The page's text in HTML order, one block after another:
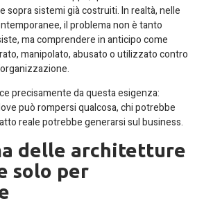
sopra sistemi già costruiti. In realtà, nelle
il problema non è tanto
ma comprendere in anticipo come
manipolato, abusato o utilizzato contro
precisamente da questa esigenza:
può rompersi qualcosa, chi potrebbe
reale potrebbe generarsi sul business.
delle architetture
solo per